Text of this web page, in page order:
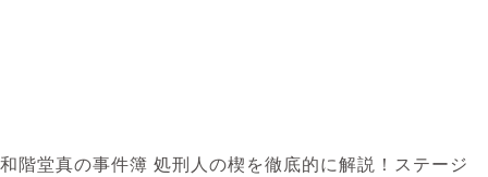
和階堂真の事件簿 処刑人の楔を徹底的に解説！ステージ